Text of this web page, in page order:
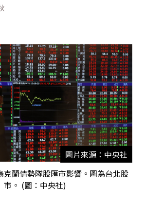
圖片來源：中央社
克蘭情勢隊股匯市影響。圖為台北股
市。 (圖：中央社)